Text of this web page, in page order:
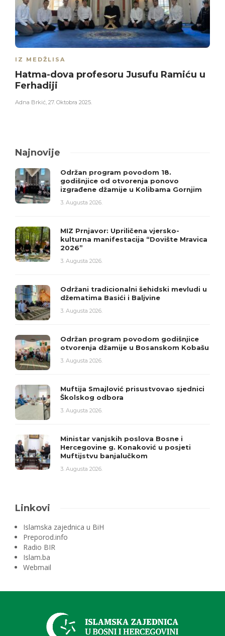
IZ MEDŽLISA
Hatma-dova profesoru Jusufu Ramiću u
Ferhadiji
Adna Brkić, 27. Oktobra 2025.
Najnovije
Održan program povodom 18.
godišnjice od otvorenja ponovo
izgrađene džamije u Kolibama Gornjim
3. Augusta 2026.
MIZ Prnjavor: Upriličena vjersko-
kulturna manifestacija “Dovište Mravica
2026”
3. Augusta 2026.
Održani tradicionalni šehidski mevludi u
džematima Basići i Baljvine
3. Augusta 2026.
Održan program povodom godišnjice
otvorenja džamije u Bosanskom Kobašu
3. Augusta 2026.
Muftija Smajlović prisustvovao sjednici
Školskog odbora
3. Augusta 2026.
Ministar vanjskih poslova Bosne i
Hercegovine g. Konaković u posjeti
Muftijstvu banjalučkom
3. Augusta 2026.
Linkovi
Islamska zajednica u BiH
Preporod.info
Radio BIR
Islam.ba
Webmail